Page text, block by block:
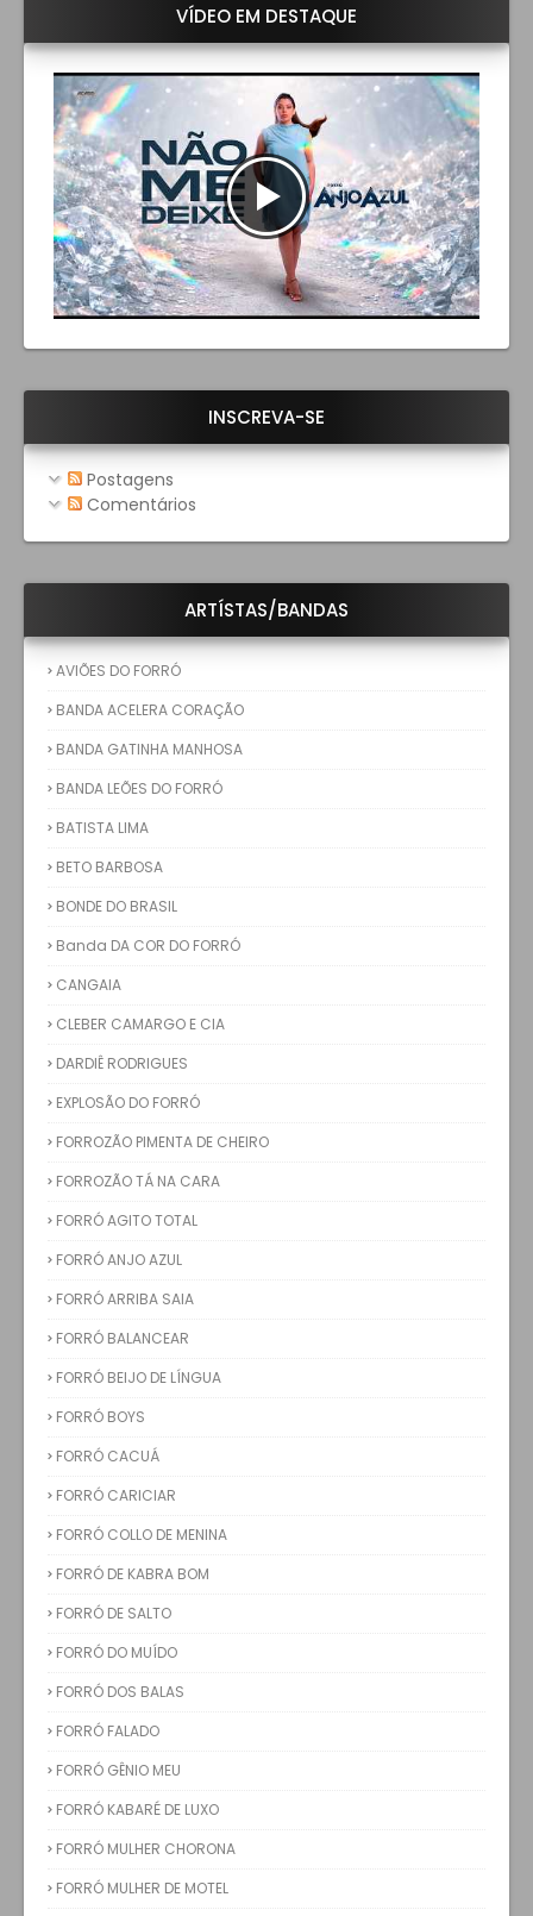
VÍDEO EM DESTAQUE
INSCREVA-SE
Postagens
Comentários
ARTÍSTAS/BANDAS
AVIÕES DO FORRÓ
BANDA ACELERA CORAÇÃO
BANDA GATINHA MANHOSA
BANDA LEÕES DO FORRÓ
BATISTA LIMA
BETO BARBOSA
BONDE DO BRASIL
Banda DA COR DO FORRÓ
CANGAIA
CLEBER CAMARGO E CIA
DARDIÊ RODRIGUES
EXPLOSÃO DO FORRÓ
FORROZÃO PIMENTA DE CHEIRO
FORROZÃO TÁ NA CARA
FORRÓ AGITO TOTAL
FORRÓ ANJO AZUL
FORRÓ ARRIBA SAIA
FORRÓ BALANCEAR
FORRÓ BEIJO DE LÍNGUA
FORRÓ BOYS
FORRÓ CACUÁ
FORRÓ CARICIAR
FORRÓ COLLO DE MENINA
FORRÓ DE KABRA BOM
FORRÓ DE SALTO
FORRÓ DO MUÍDO
FORRÓ DOS BALAS
FORRÓ FALADO
FORRÓ GÊNIO MEU
FORRÓ KABARÉ DE LUXO
FORRÓ MULHER CHORONA
FORRÓ MULHER DE MOTEL